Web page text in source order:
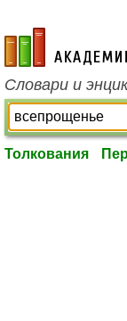
academic.ru
Словари и
Толкования